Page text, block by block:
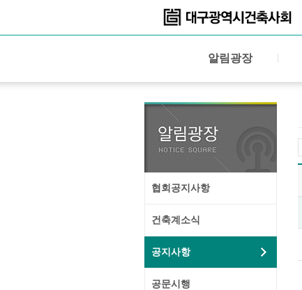
알림광장
협회공지사항
건축계소식
공지사항
공문시행